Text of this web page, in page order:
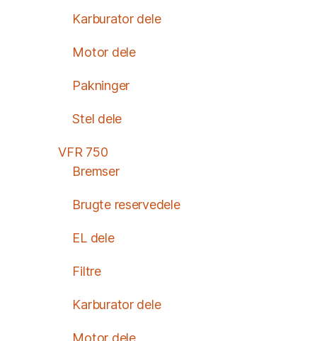
Karburator dele
Motor dele
Pakninger
Stel dele
VFR 750
Bremser
Brugte reservedele
EL dele
Filtre
Karburator dele